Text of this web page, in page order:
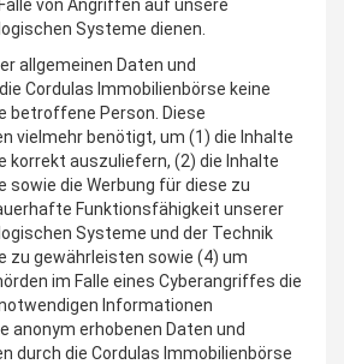
von Angriffen auf unsere
Systeme dienen.
allgemeinen Daten und
Cordulas Immobilienbörse keine
betroffene Person. Diese
vielmehr benötigt, um (1) die Inhalte
korrekt auszuliefern, (2) die Inhalte
die Werbung für diese zu
Funktionsfähigkeit unserer
Systeme und der Technik
zu gewährleisten sowie (4) um
im Falle eines Cyberangriffes die
Informationen
anonym erhobenen Daten und
durch die Cordulas Immobilienbörse